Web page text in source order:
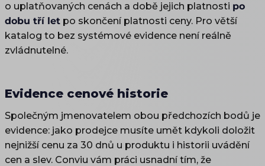
o uplatňovaných cenách a době jejich platnosti po
dobu tří let po skončení platnosti ceny. Pro větší
katalog to bez systémové evidence není reálně
zvládnutelné.
Evidence cenové historie
Společným jmenovatelem obou předchozích bodů je
evidence: jako prodejce musíte umět kdykoli doložit
nejnižší cenu za 30 dnů u produktu i historii uvádění
cen a slev. Conviu vám práci usnadní tím, že